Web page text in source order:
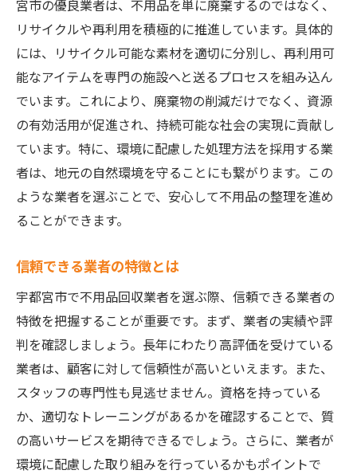
環境教育の提供と啓発活動
業者の取り組みが持つ意義
環境保護活動の広がり
未来に向けたビジョンと目標
プロの不用品回収で家の整理をスムーズに
効率的な作業プロセスの導入
安全に配慮した作業手順
顧客ニーズに応じたカスタマイズ
作業前後の確認事項と注意点
スムーズな整理整頓のための提案
宇都宮市で信頼できる不用品回収業者を見つけ
る方法
地元の評判を確認する方法
専門資格の有無をチェック
契約条件の確認ポイント
訪問見積もりのメリット
宮市の優良業者は、不用品を単に廃棄するのではなく、
リサイクルや再利用を積極的に推進しています。具体的
には、リサイクル可能な素材を適切に分別し、再利用可
能なアイテムを専門の施設へと送るプロセスを組み込ん
でいます。これにより、廃棄物の削減だけでなく、資源
の有効活用が促進され、持続可能な社会の実現に貢献し
ています。特に、環境に配慮した処理方法を採用する業
者は、地元の自然環境を守ることにも繋がります。この
ような業者を選ぶことで、安心して不用品の整理を進め
ることができます。
信頼できる業者の特徴とは
宇都宮市で不用品回収業者を選ぶ際、信頼できる業者の
特徴を把握することが重要です。まず、業者の実績や評
判を確認しましょう。長年にわたり高評価を受けている
業者は、顧客に対して信頼性が高いといえます。また、
スタッフの専門性も見逃せません。資格を持っている
か、適切なトレーニングがあるかを確認することで、質
の高いサービスを期待できるでしょう。さらに、業者が
環境に配慮した取り組みを行っているかもポイントで